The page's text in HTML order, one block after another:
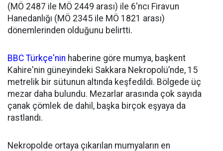
(MÖ 2487 ile MÖ 2449 arası) ile 6'ncı Firavun
Hanedanlığı (MÖ 2345 ile MÖ 1821 arası)
dönemlerinden olduğunu belirtti.
BBC Türkçe'nin haberine göre mumya, başkent
Kahire'nin güneyindeki Sakkara Nekropolü’nde, 15
metrelik bir sütunun altında keşfedildi. Bölgede üç
mezar daha bulundu. Mezarlar arasında çok sayıda
çanak çömlek de dahil, başka birçok eşyaya da
rastlandı.
Nekropolde ortaya çıkarılan mumyaların en